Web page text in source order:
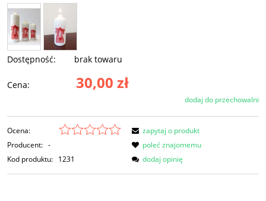
Dostępność: brak towaru
Cena: 30,00 zł
dodaj do przechowalni
Ocena:
Producent: -
Kod produktu: 1231
zapytaj o produkt
poleć znajomemu
dodaj opinię